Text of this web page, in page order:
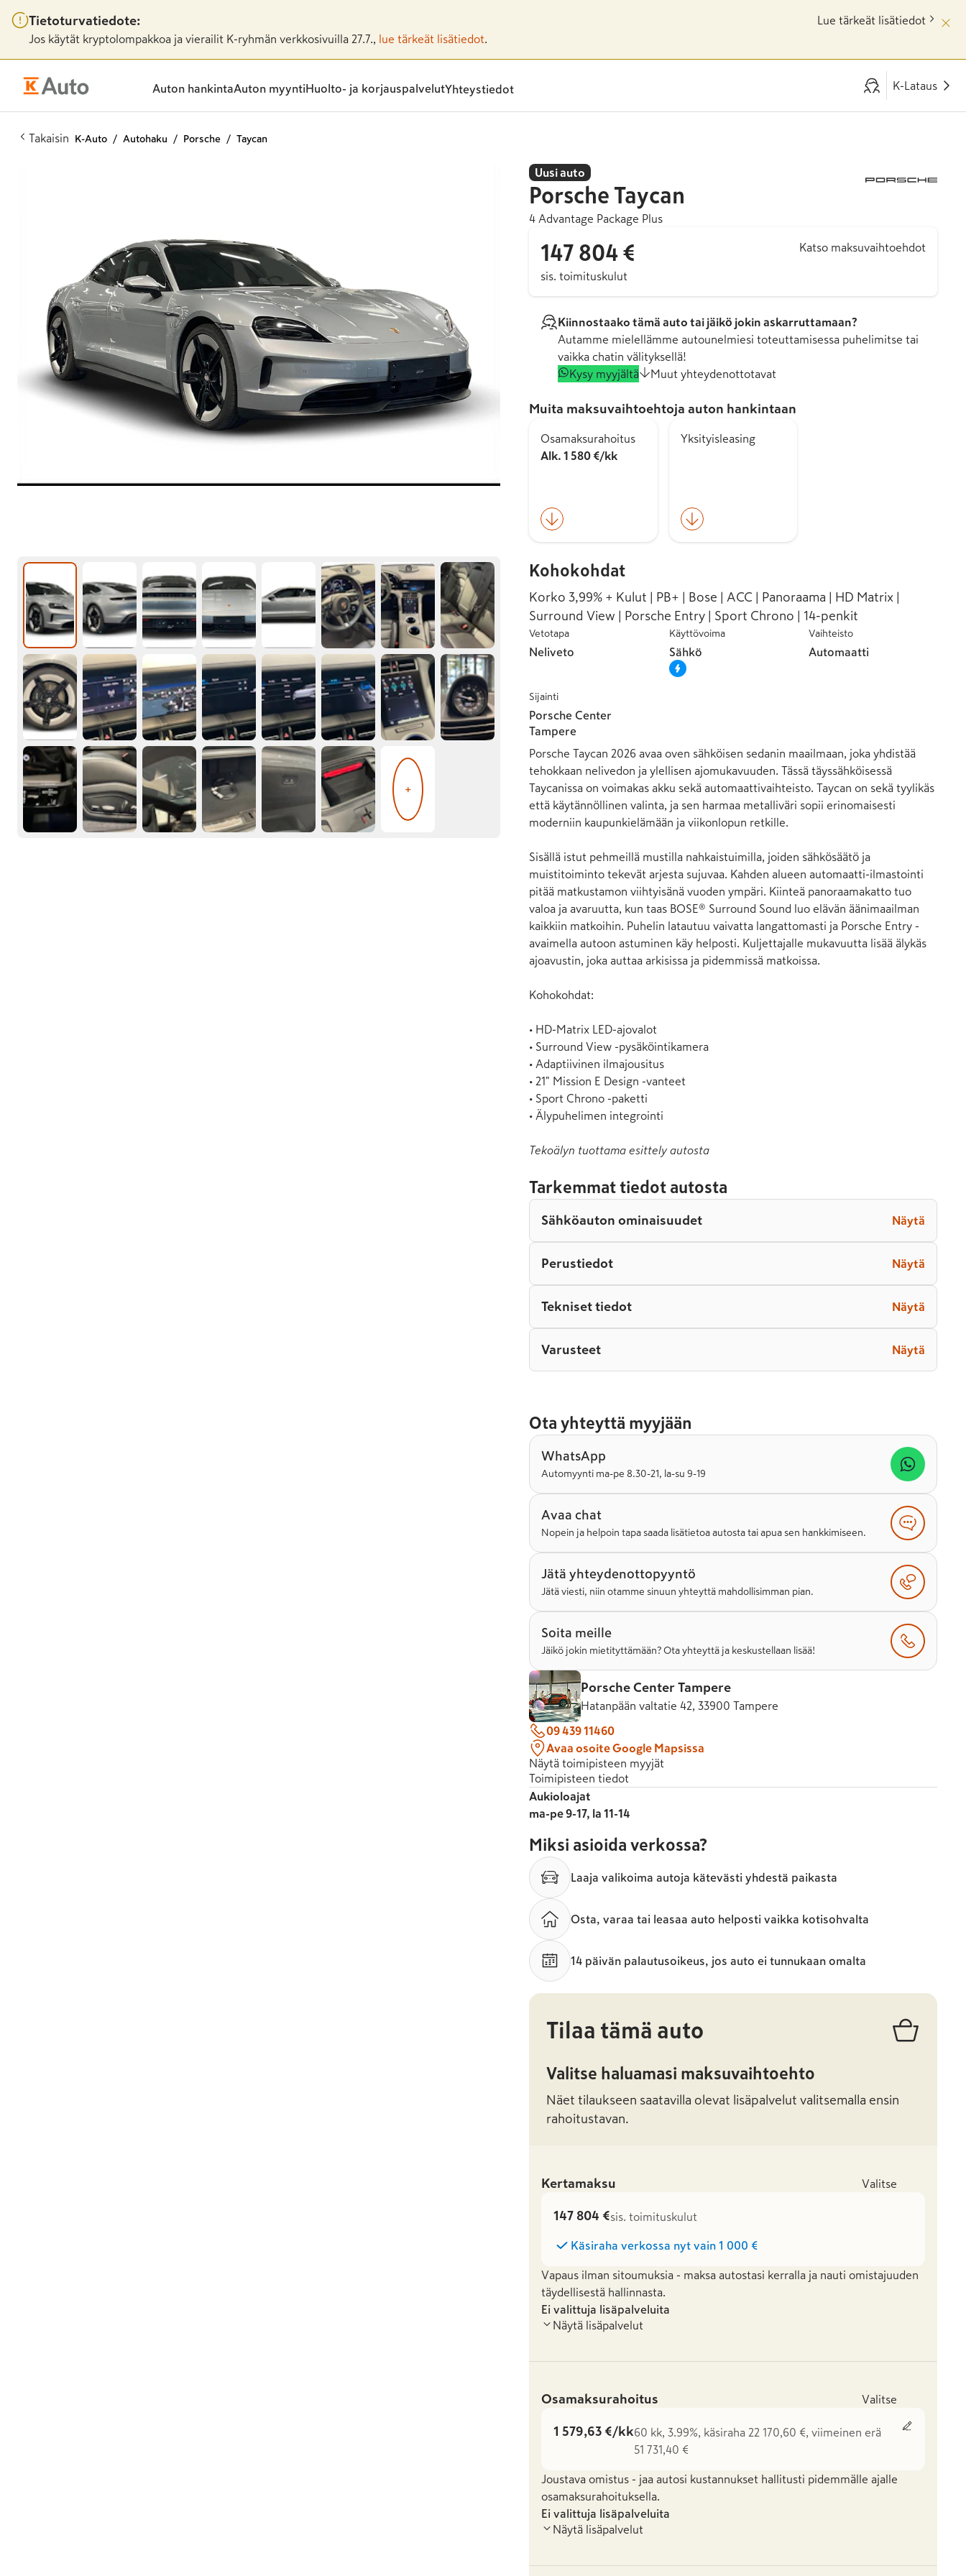
Tietoturvatiedote:
Jos käytät kryptolompakkoa ja vierailit K-ryhmän verkkosivuilla 27.7., lue tärkeät lisätiedot
Lue tärkeät lisätiedot
Auton hankintaAuton myynti Huolto- ja korjauspalvelutYhteystiedot K-Lataus
Takaisin K-Auto Autohaku Porsche Taycan
+
Uusi auto
Porsche Taycan
4 Advantage Package Plus
147 804 €
sis. toimituskulut
Katso maksuvaihtoehdot
Kiinnostaako tämä auto tai jäikö jokin askarruttamaan?
Autamme mielellämme autounelmiesi toteuttamisessa puhelimitse tai
vaikka chatin välityksellä!
Kysy myyjältä
Muut yhteydenottotavat
Muita maksuvaihtoehtoja auton hankintaan
Osamaksurahoitus
Alk. 1 580 €/kk
Yksityisleasing
Kohokohdat
Korko 3,99% + Kulut | PB+ | Bose | ACC | Panoraama | HD Matrix |
Surround View | Porsche Entry | Sport Chrono | 14-penkit
Vetotapa
Neliveto
Käyttövoima
Sähkö
Vaihteisto
Automaatti
Sijainti
Porsche Center
Tampere
Porsche Taycan 2026 avaa oven sähköisen sedanin maailmaan, joka yhdistää
tehokkaan nelivedon ja ylellisen ajomukavuuden. Tässä täyssähköisessä
Taycanissa on voimakas akku sekä automaattivaihteisto. Taycan on sekä tyylikäs
että käytännöllinen valinta, ja sen harmaa metalliväri sopii erinomaisesti
moderniin kaupunkielämään ja viikonlopun retkille.
Sisällä istut pehmeillä mustilla nahkaistuimilla, joiden sähkösäätö ja
muistitoiminto tekevät arjesta sujuvaa. Kahden alueen automaatti-ilmastointi
pitää matkustamon viihtyisänä vuoden ympäri. Kiinteä panoraamakatto tuo
valoa ja avaruutta, kun taas BOSE® Surround Sound luo elävän äänimaailman
kaikkiin matkoihin. Puhelin latautuu vaivatta langattomasti ja Porsche Entry -
avaimella autoon astuminen käy helposti. Kuljettajalle mukavuutta lisää älykäs
ajoavustin, joka auttaa arkisissa ja pidemmissä matkoissa.
Kohokohdat:
• HD-Matrix LED-ajovalot
• Surround View -pysäköintikamera
• Adaptiivinen ilmajousitus
• 21" Mission E Design -vanteet
• Sport Chrono -paketti
• Älypuhelimen integrointi
Tekoälyn tuottama esittely autosta
Tarkemmat tiedot autosta
Sähköauton ominaisuudet Näytä
Perustiedot Näytä
Tekniset tiedot Näytä
Varusteet Näytä
Ota yhteyttä myyjään
WhatsApp
Automyynti ma-pe 8.30-21, la-su 9-19
Avaa chat
Nopein ja helpoin tapa saada lisätietoa autosta tai apua sen hankkimiseen.
Jätä yhteydenottopyyntö
Jätä viesti, niin otamme sinuun yhteyttä mahdollisimman pian.
Soita meille
Jäikö jokin mietityttämään? Ota yhteyttä ja keskustellaan lisää!
Porsche Center Tampere
Hatanpään valtatie 42, 33900 Tampere
09 439 11460
Avaa osoite Google Mapsissa
Näytä toimipisteen myyjät
Toimipisteen tiedot
Aukioloajat
ma-pe 9-17, la 11-14
Miksi asioida verkossa?
Laaja valikoima autoja kätevästi yhdestä paikasta
Osta, varaa tai leasaa auto helposti vaikka kotisohvalta
14 päivän palautusoikeus, jos auto ei tunnukaan omalta
Tilaa tämä auto
Valitse haluamasi maksuvaihtoehto
Näet tilaukseen saatavilla olevat lisäpalvelut valitsemalla ensin
rahoitustavan.
Kertamaksu Valitse
147 804 €sis. toimituskulut
Käsiraha verkossa nyt vain 1 000 €
Vapaus ilman sitoumuksia - maksa autostasi kerralla ja nauti omistajuuden
täydellisestä hallinnasta.
Ei valittuja lisäpalveluita
Näytä lisäpalvelut
Osamaksurahoitus Valitse
1 579,63 €/kk60 kk, 3.99%, käsiraha 22 170,60 €, viimeinen erä
51 731,40 €
Joustava omistus - jaa autosi kustannukset hallitusti pidemmälle ajalle
osamaksurahoituksella.
Ei valittuja lisäpalveluita
Näytä lisäpalvelut